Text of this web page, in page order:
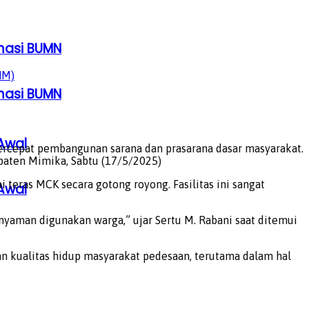
BUMN
BUMN
pembangunan sarana dan prasarana dasar masyarakat.
Mimika, Sabtu (17/5/2025)
MCK secara gotong royong. Fasilitas ini sangat
digunakan warga,” ujar Sertu M. Rabani saat ditemui
kualitas hidup masyarakat pedesaan, terutama dalam hal